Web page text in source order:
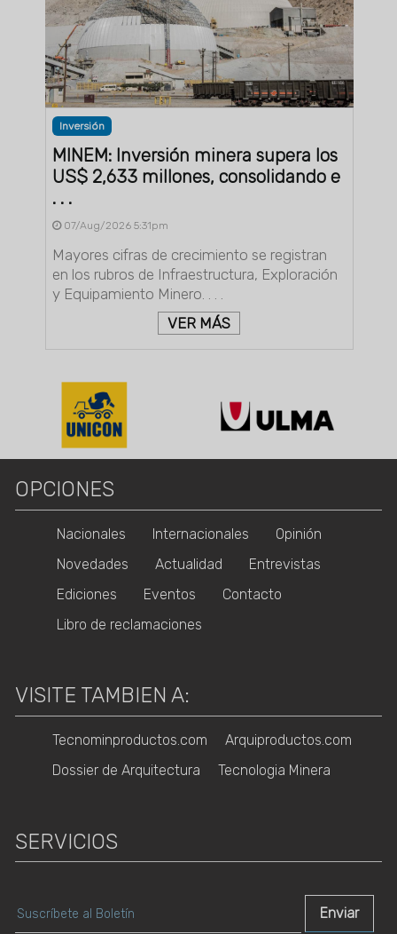
Inversión
MINEM: Inversión minera supera los
US$ 2,633 millones, consolidando e
. . .
07/Aug/2026 5:31pm
Mayores cifras de crecimiento se registran
en los rubros de Infraestructura, Exploración
y Equipamiento Minero. . . .
VER MÁS
OPCIONES
Nacionales Internacionales
Opinión
Novedades
Actualidad
Entrevistas
Ediciones
Eventos
Contacto
Libro de reclamaciones
VISITE TAMBIEN A:
Tecnominproductos.com
Arquiproductos.com
Dossier de Arquitectura
Tecnologia Minera
SERVICIOS